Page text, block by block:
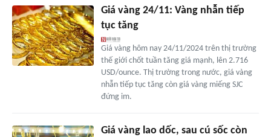
Giá vàng 24/11: Vàng nhẫn tiếp
tục tăng
Giá vàng hôm nay 24/11/2024 trên thị trường
thế giới chốt tuần tăng giá mạnh, lên 2.716
USD/ounce. Thị trường trong nước, giá vàng
nhẫn tiếp tục tăng còn giá vàng miếng SJC
đứng im.
Giá vàng lao dốc, sau cú sốc còn